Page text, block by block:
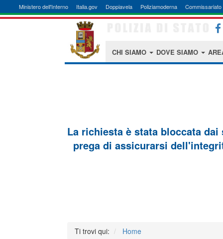
Ministero dell'Interno Italia.gov Doppiavela Poliziamoderna Commissariato
CHI SIAMO DOVE SIAMO
La richiesta è stata bloccata
prega di assicurarsi
Ti trovi qui: Home